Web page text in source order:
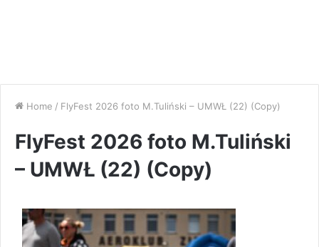
Home / FlyFest 2026 foto M.Tuliński – UMWŁ (22) (Copy)
FlyFest 2026 foto M.Tuliński
– UMWŁ (22) (Copy)